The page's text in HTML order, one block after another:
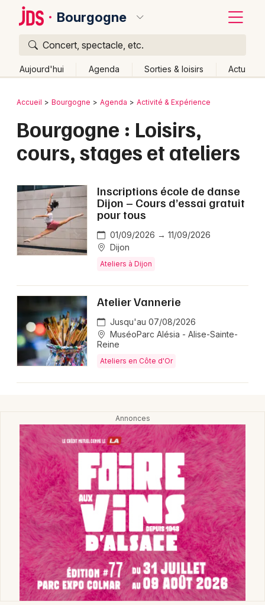
Bourgogne
Concert, spectacle, etc.
Aujourd'hui Agenda Sorties & loisirs Actu
Publier un événement
Activité & Expérience
Manifestations
Spectacles
Concerts
Sports
Expos
Sorties & loisirs
Ateliers en Bourgogne-Franche-Comté
Newsletter des sorties
Artistes en tournée
Bordeaux
Colmar
Lyon
Marseille
Mulhouse
Nantes
Nice
Paris
Strasbourg
Retour
Accueil Bourgogne Agenda Activité & Expérience
Bourgogne : Loisirs,
cours, stages et ateliers
Inscriptions école de danse
Dijon – Cours d’essai gratuit
pour tous
01/09/2026 → 11/09/2026
Dijon
Ateliers à Dijon
Atelier Vannerie
Jusqu'au 07/08/2026
MuséoParc Alésia - Alise-Sainte-
Reine
Ateliers en Côte d'Or
Quoi ?
Où ?
Quand ?
Effacer les dates
Aujourd'hui
Demain Ce week-end Autre